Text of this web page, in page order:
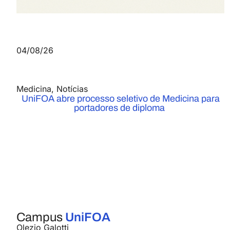
04/08/26
Medicina, Notícias
UniFOA abre processo seletivo de Medicina para
portadores de diploma
Campus UniFOA
Olezio Galotti